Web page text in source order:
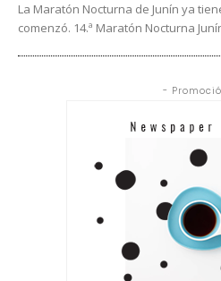
La Maratón Nocturna de Junín ya
comenzó. 14.ª Maratón Nocturna
-